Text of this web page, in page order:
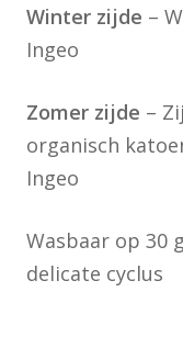
Winter zijde –
Ingeo
Zomer zijde –
organisch
Ingeo
Wasbaar op 30
delicate cyclus